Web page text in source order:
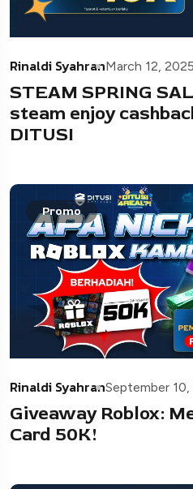
Rinaldi SyahranMarch 12, 2025
STEAM SPRING
steam enjoy
DITUSI
Promo
Rinaldi SyahranSeptember
Giveaway Roblox:
Card 50K!